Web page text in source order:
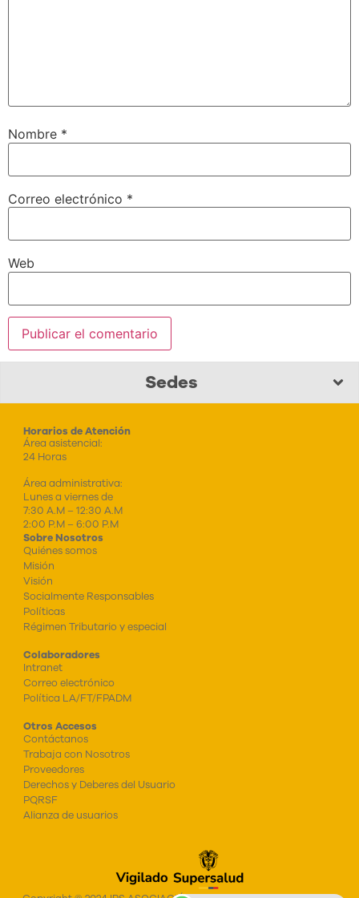
Nombre *
Correo electrónico *
Web
Sedes
Horarios de Atención
Área asistencial:
24 Horas
Área administrativa:
Lunes a viernes de
7:30 A.M – 12:30 A.M
2:00 P.M – 6:00 P.M
Sobre Nosotros
Quiénes somos
Misión
Visión
Socialmente Responsables
Políticas
Régimen Tributario y especial
Colaboradores
Intranet
Correo electrónico
Política LA/FT/FPADM
Otros Accesos
Contáctanos
Trabaja con Nosotros
Proveedores
Derechos y Deberes del Usuario
PQRSF
Alianza de usuarios